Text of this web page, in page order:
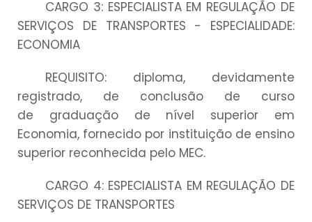
CARGO 3: ESPECIALISTA EM REGULAÇÃO DE
SERVIÇOS DE TRANSPORTES - ESPECIALIDADE:
ECONOMIA
REQUISITO: diploma, devidamente
registrado, de conclusão de curso
de graduação de nível superior em
Economia, fornecido por instituição de ensino
superior reconhecida pelo MEC.
CARGO 4: ESPECIALISTA EM REGULAÇÃO DE
SERVIÇOS DE TRANSPORTES